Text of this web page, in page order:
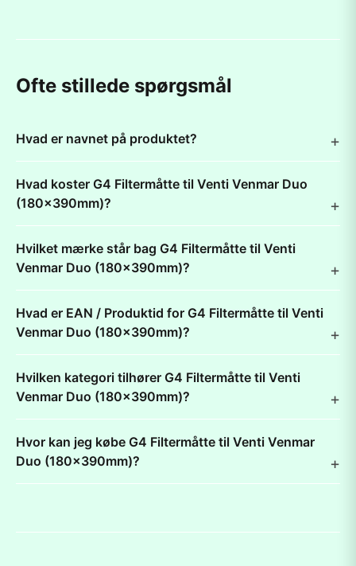
Ofte stillede spørgsmål
Hvad er navnet på produktet?
Hvad koster G4 Filtermåtte til Venti Venmar Duo
(180x390mm)?
Hvilket mærke står bag G4 Filtermåtte til Venti
Venmar Duo (180x390mm)?
Hvad er EAN / Produktid for G4 Filtermåtte til Venti
Venmar Duo (180x390mm)?
Hvilken kategori tilhører G4 Filtermåtte til Venti
Venmar Duo (180x390mm)?
Hvor kan jeg købe G4 Filtermåtte til Venti Venmar
Duo (180x390mm)?